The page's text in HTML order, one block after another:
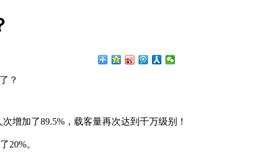
？
增加了89.5%，载客量再次达到千万级别！
20%。